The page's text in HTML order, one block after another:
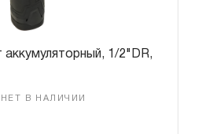
аккумуляторный, 1/2"DR,
НЕТ В НАЛИЧИИ